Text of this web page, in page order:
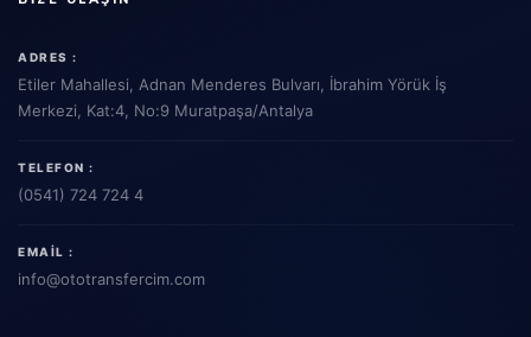
ADRES :
Etiler Mahallesi, Adnan Menderes Bulvarı, İbrahim Yörük İş
Merkezi, Kat:4, No:9 Muratpaşa/Antalya
TELEFON :
(0541) 724 724 4
EMAIL :
info@ototransfercim.com